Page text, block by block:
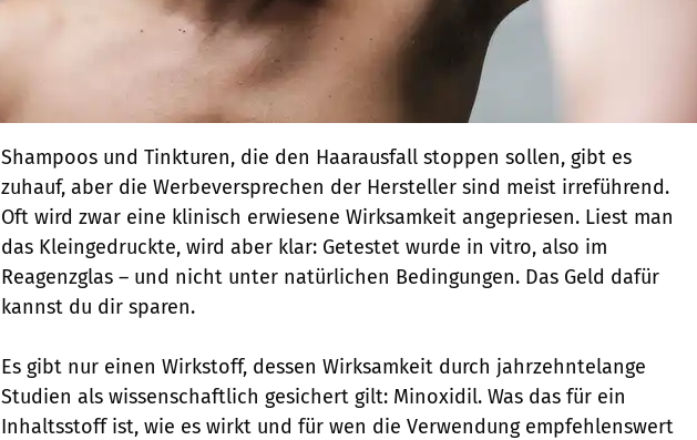
Shampoos und Tinkturen, die den Haarausfall stoppen sollen, gibt es
zuhauf, aber die Werbeversprechen der Hersteller sind meist irreführend.
Oft wird zwar eine klinisch erwiesene Wirksamkeit angepriesen. Liest man
das Kleingedruckte, wird aber klar: Getestet wurde in vitro, also im
Reagenzglas – und nicht unter natürlichen Bedingungen. Das Geld dafür
kannst du dir sparen.
Es gibt nur einen Wirkstoff, dessen Wirksamkeit durch jahrzehntelange
Studien als wissenschaftlich gesichert gilt: Minoxidil. Was das für ein
Inhaltsstoff ist, wie es wirkt und für wen die Verwendung empfehlenswert